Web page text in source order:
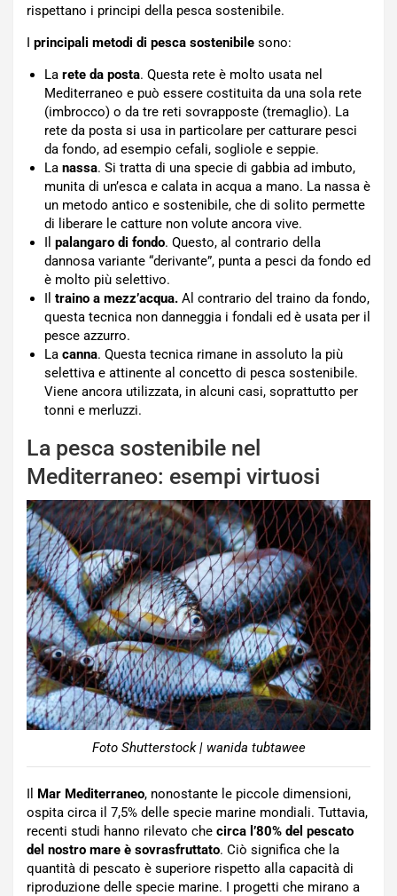
rispettano i principi della pesca sostenibile.
principali metodi di pesca sostenibile sono:
La rete da posta. Questa rete è molto usata nel
Mediterraneo e può essere costituita da una sola rete
(imbrocco) o da tre reti sovrapposte (tremaglio). La
rete da posta si usa in particolare per catturare pesci
da fondo, ad esempio cefali, sogliole e seppie.
La nassa. Si tratta di una specie di gabbia ad imbuto,
munita di un’esca e calata in acqua a mano. La nassa è
un metodo antico e sostenibile, che di solito permette
di liberare le catture non volute ancora vive.
palangaro di fondo. Questo, al contrario della
dannosa variante “derivante”, punta a pesci da fondo ed
è molto più selettivo.
traino a mezz’acqua. Al contrario del traino da fondo,
questa tecnica non danneggia i fondali ed è usata per il
pesce azzurro.
La canna. Questa tecnica rimane in assoluto la più
selettiva e attinente al concetto di pesca sostenibile.
Viene ancora utilizzata, in alcuni casi, soprattutto per
tonni e merluzzi.
La pesca sostenibile nel
Mediterraneo: esempi virtuosi
Foto Shutterstock | wanida tubtawee
Il Mar Mediterraneo, nonostante le piccole dimensioni,
ospita circa il 7,5% delle specie marine mondiali. Tuttavia,
recenti studi hanno rilevato che circa l’80% del pescato
del nostro mare è sovrasfruttato. Ciò significa che la
quantità di pescato è superiore rispetto alla capacità di
riproduzione delle specie marine. I progetti che mirano a